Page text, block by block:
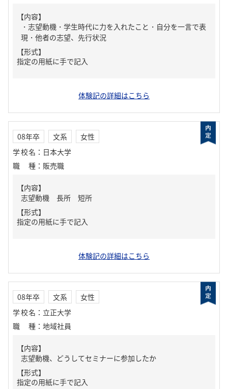
【内容】
・志望動機・学生時代に力を入れたこと・自分を一言で表
現・他者の志望、先行状況
【形式】
指定の用紙に手で記入
体験記の詳細はこちら
08年卒 文系
女性
学校名 ： 日本大学
職種 ： 販売職
【内容】
志望動機 長所 短所
【形式】
指定の用紙に手で記入
体験記の詳細はこちら
08年卒 文系
女性
学校名 ： 立正大学
職種 ： 地域社員
【内容】
志望動機、どうしてセミナーに参加したか
【形式】
指定の用紙に手で記入